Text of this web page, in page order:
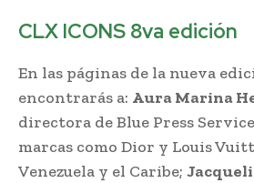
CLX ICONS 8va edición
En las páginas de la nueva
encontrarás a: Aura Marina
directora de Blue Press
marcas como Dior y Louis
Venezuela y el Caribe;